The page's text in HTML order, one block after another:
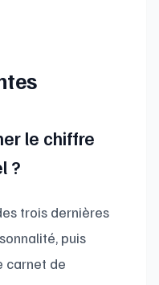
le chiffre
?
trois dernières
puis
carnet de